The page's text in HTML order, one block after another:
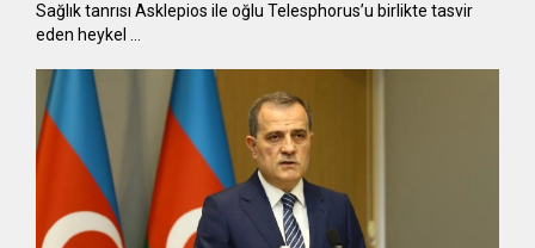
Sağlık tanrısı Asklepios ile oğlu Telesphorus’u birlikte tasvir
eden heykel …